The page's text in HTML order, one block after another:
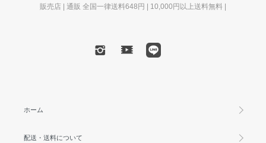
販売店 | 通販 全国一律送料648円 | 10,000円以上送料無料 |
ホーム
配送・送料について